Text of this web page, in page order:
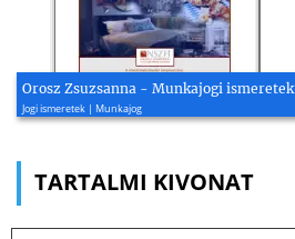
Orosz Zsuzsanna - Munkajogi ismeretek
Jogi ismeretek | Munkajog
TARTALMI KIVONAT